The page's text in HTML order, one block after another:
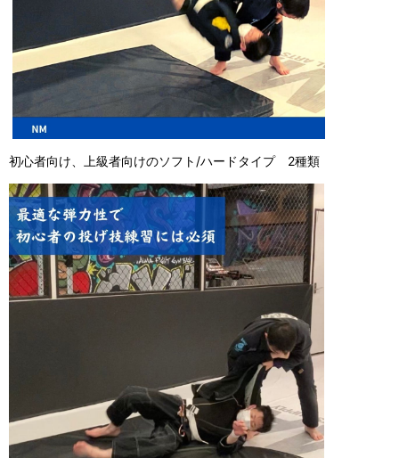
初心者向け、上級者向けのソフト/ハードタイプ 2種類